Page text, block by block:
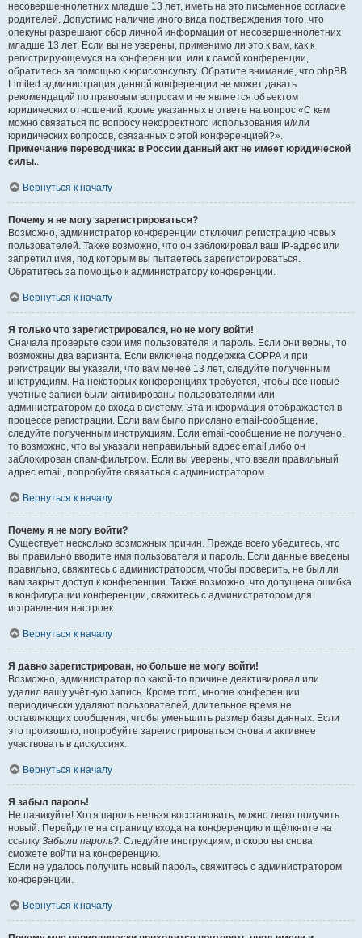
несовершеннолетних младше 13 лет, иметь на это письменное согласие
родителей. Допустимо наличие иного вида подтверждения того, что
опекуны разрешают сбор личной информации от несовершеннолетних
младше 13 лет. Если вы не уверены, применимо ли это к вам, как к
регистрирующемуся на конференции, или к самой конференции,
обратитесь за помощью к юрисконсульту. Обратите внимание, что phpBB
Limited администрация данной конференции не может давать
рекомендаций по правовым вопросам и не является объектом
юридических отношений, кроме указанных в ответе на вопрос «С кем
можно связаться по вопросу некорректного использования и/или
юридических вопросов, связанных с этой конференцией?».
Примечание переводчика: в России данный акт не имеет юридической
силы..
Вернуться к началу
Почему я не могу зарегистрироваться?
Возможно, администратор конференции отключил регистрацию новых
пользователей. Также возможно, что он заблокировал ваш IP-адрес или
запретил имя, под которым вы пытаетесь зарегистрироваться.
Обратитесь за помощью к администратору конференции.
Вернуться к началу
Я только что зарегистрировался, но не могу войти!
Сначала проверьте свои имя пользователя и пароль. Если они верны, то
возможны два варианта. Если включена поддержка COPPA и при
регистрации вы указали, что вам менее 13 лет, следуйте полученным
инструкциям. На некоторых конференциях требуется, чтобы все новые
учётные записи были активированы пользователями или
администратором до входа в систему. Эта информация отображается в
процессе регистрации. Если вам было прислано email-сообщение,
следуйте полученным инструкциям. Если email-сообщение не получено,
то возможно, что вы указали неправильный адрес email либо он
заблокирован спам-фильтром. Если вы уверены, что ввели правильный
адрес email, попробуйте связаться с администратором.
Вернуться к началу
Почему я не могу войти?
Существует несколько возможных причин. Прежде всего убедитесь, что
вы правильно вводите имя пользователя и пароль. Если данные введены
правильно, свяжитесь с администратором, чтобы проверить, не был ли
вам закрыт доступ к конференции. Также возможно, что допущена ошибка
в конфигурации конференции, свяжитесь с администратором для
исправления настроек.
Вернуться к началу
Я давно зарегистрирован, но больше не могу войти!
Возможно, администратор по какой-то причине деактивировал или
удалил вашу учётную запись. Кроме того, многие конференции
периодически удаляют пользователей, длительное время не
оставляющих сообщения, чтобы уменьшить размер базы данных. Если
это произошло, попробуйте зарегистрироваться снова и активнее
участвовать в дискуссиях.
Вернуться к началу
Я забыл пароль!
Не паникуйте! Хотя пароль нельзя восстановить, можно легко получить
новый. Перейдите на страницу входа на конференцию и щёлкните на
ссылку Забыли пароль?. Следуйте инструкциям, и скоро вы снова
сможете войти на конференцию.
Если не удалось получить новый пароль, свяжитесь с администратором
конференции.
Вернуться к началу